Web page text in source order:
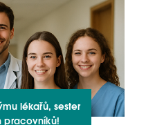
lékařů, sester
pracovníků!